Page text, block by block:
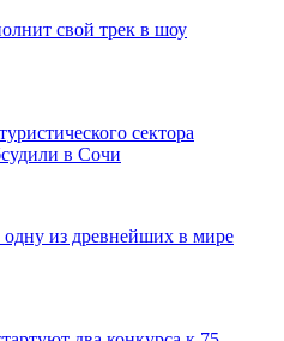
свой трек в шоу
сектора
в Сочи
из древнейших в мире